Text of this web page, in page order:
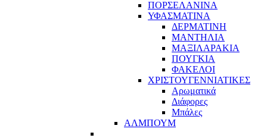
ΠΟΡΣΕΛΑΝΙΝΑ
ΥΦΑΣΜΑΤΙΝA
ΔΕΡΜΑΤΙΝΗ
ΜΑΝΤΗΛΙΑ
ΜΑΞΙΛΑΡΑΚΙΑ
ΠΟΥΓΚΙΑ
ΦΑΚΕΛΟΙ
ΧΡΙΣΤΟΥΓΕΝΝΙΑΤΙΚΕΣ
Αρωματικά
Διάφορες
Μπάλες
ΑΛΜΠΟΥΜ